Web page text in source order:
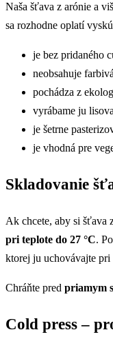
Naša šťava z arónie a
sa rozhodne oplatí
je bez pridaného
neobsahuje
pochádza z
vyrábame ju
je šetrne
je vhodná pre
Skladovanie
Ak chcete, aby si šťava
pri teplote do 27 °C.
ktorej ju uchovávajte pri
Chráňte pred priamym
Cold press –